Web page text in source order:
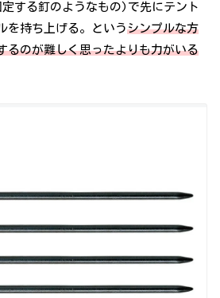
する釘のようなもの)で先にテント
を持ち上げる。というシンプルな方
るのが難しく思ったよりも力がいる